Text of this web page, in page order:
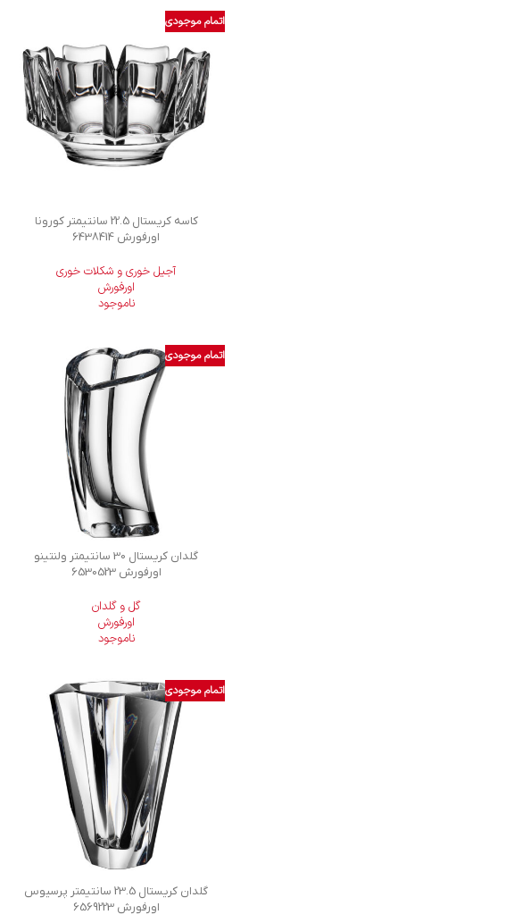
اتمام موجودی
کاسه کریستال 22.5 سانتیمتر کورونا
اورفورش 6438414
آجیل خوری و شکلات خوری
اورفورش
ناموجود
اتمام موجودی
گلدان کریستال 30 سانتیمتر ولنتینو
اورفورش 6530523
گل و گلدان
اورفورش
ناموجود
اتمام موجودی
گلدان کریستال 23.5 سانتیمتر پرسیوس
اورفورش 6569223